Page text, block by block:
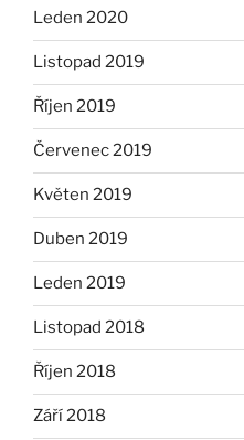
Leden 2020
Listopad 2019
Říjen 2019
Červenec 2019
Květen 2019
Duben 2019
Leden 2019
Listopad 2018
Říjen 2018
Září 2018